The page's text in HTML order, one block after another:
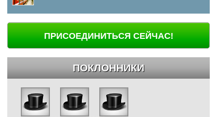
ПРИСОЕДИНИТЬСЯ СЕЙЧАС!
ПОКЛОННИКИ